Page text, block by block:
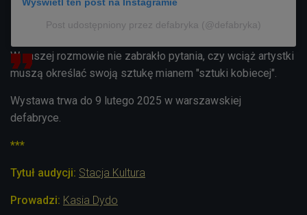
Post udostępniony przez defabryka (@defabryka)
W naszej rozmowie nie zabrakło pytania, czy wciąż artystki
muszą określać swoją sztukę mianem "sztuki kobiecej".
Wystawa trwa do 9 lutego 2025 w warszawskiej
defabryce.
***
Tytuł audycji: Stacja Kultura
Prowadzi: Kasia Dydo